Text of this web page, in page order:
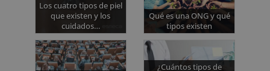
Los cuatro tipos de piel
que existen y los
cuidados…
Qué es una ONG y qué
tipos existen
¿Cuántos tipos de